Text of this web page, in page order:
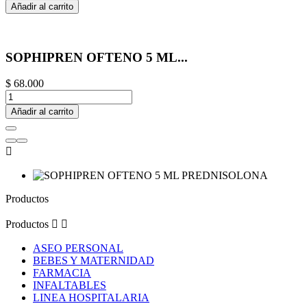
Añadir al carrito
SOPHIPREN OFTENO 5 ML...
$ 68.000
Añadir al carrito

Productos
Productos  
ASEO PERSONAL
BEBES Y MATERNIDAD
FARMACIA
INFALTABLES
LINEA HOSPITALARIA